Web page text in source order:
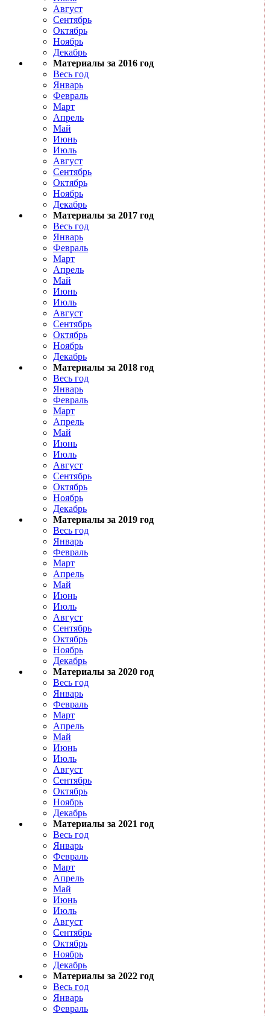
Август
Сентябрь
Октябрь
Ноябрь
Декабрь
Материалы за 2016 год
Весь год
Январь
Февраль
Март
Апрель
Май
Июнь
Июль
Август
Сентябрь
Октябрь
Ноябрь
Декабрь
Материалы за 2017 год
Весь год
Январь
Февраль
Март
Апрель
Май
Июнь
Июль
Август
Сентябрь
Октябрь
Ноябрь
Декабрь
Материалы за 2018 год
Весь год
Январь
Февраль
Март
Апрель
Май
Июнь
Июль
Август
Сентябрь
Октябрь
Ноябрь
Декабрь
Материалы за 2019 год
Весь год
Январь
Февраль
Март
Апрель
Май
Июнь
Июль
Август
Сентябрь
Октябрь
Ноябрь
Декабрь
Материалы за 2020 год
Весь год
Январь
Февраль
Март
Апрель
Май
Июнь
Июль
Август
Сентябрь
Октябрь
Ноябрь
Декабрь
Материалы за 2021 год
Весь год
Январь
Февраль
Март
Апрель
Май
Июнь
Июль
Август
Сентябрь
Октябрь
Ноябрь
Декабрь
Материалы за 2022 год
Весь год
Январь
Февраль